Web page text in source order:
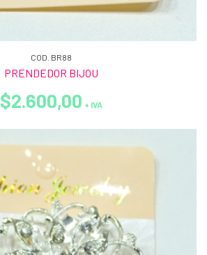
COD. BR88
PRENDEDOR BIJOU
$2.600,00 + IVA